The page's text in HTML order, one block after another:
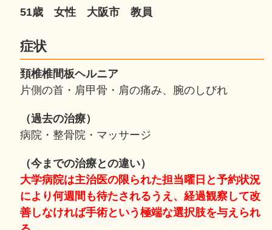
51歳 女性 大阪市 教員
症状
頚椎椎間板ヘルニア
片側の首・肩甲骨・肩の痛み、腕のしびれ
（過去の治療）
病院・整骨院・マッサージ
（今までの治療との違い）
大学病院は主治医の限られた担当曜日と予約状況
により何週間も待たされるうえ、経過観察して改
善しなければ手術という極端な選択肢を与えられ